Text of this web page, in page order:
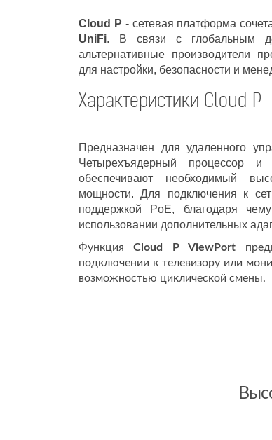
Cloud P - сетевая платформа
UniFi.
В связи с глобальным
альтернативные производители
для настройки, безопасности и
Характеристики Cloud P
Предназначен для удаленного
Четырехъядерный процессор и
обеспечивают необходимый
мощности. Для подключения к
поддержкой PoE, благодаря
использовании дополнительных
ФункцияCloud P ViewPort
подключении к телевизору или
возможностью циклической смены.